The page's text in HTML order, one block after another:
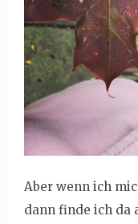
Aber wenn ich
dann finde ich da